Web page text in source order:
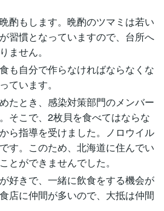
酌もします。晩酌のツマミは若い
習慣となっていますので、台所へ
ません。
も自分で作らなければならなくな
ています。
たとき、感染対策部門のメンバー
そこで、2枚貝を食べてはならな
ら指導を受けました。ノロウイル
す。このため、北海道に住んでい
とができませんでした。
好きで、一緒に飲食をする機会が
店に仲間が多いので、大抵は仲間